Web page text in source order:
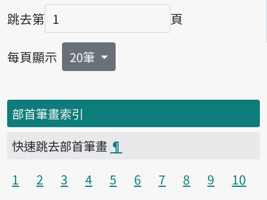
跳去第
頁碼
頁
每頁顯示 20筆
部首筆畫索引
快速跳去部首筆畫 ¶
1
2 3 4 5 6 7 8 9
10